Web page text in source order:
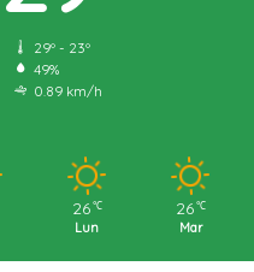
29º - 23º
49%
0.89 km/h
26 ℃
Lun
26 ℃
Mar